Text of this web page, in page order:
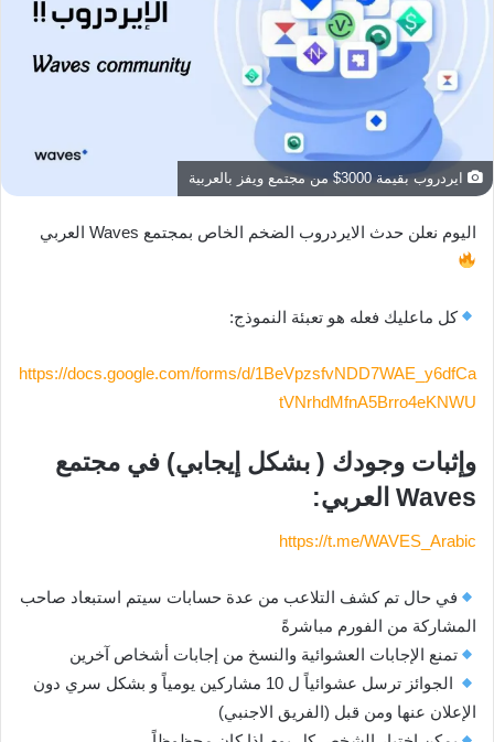
ايردروب بقيمة 3000$ من مجتمع ويفز بالعربية
اليوم نعلن حدث الايردروب الضخم الخاص بمجتمع Waves العربي
كل ماعليك فعله هو تعبئة النموذج:
https://docs.google.com/forms/d/1BeVpzsfvNDD7WAE_y6dfCa
tVNrhdMfnA5Brro4eKNWU
وإثبات وجودك ( بشكل إيجابي) في مجتمع
Waves العربي:
https://t.me/WAVES_Arabic
في حال تم كشف التلاعب من عدة حسابات سيتم استبعاد صاحب
المشاركة من الفورم مباشرةً
تمنع الإجابات العشوائية والنسخ من إجابات أشخاص آخرين
الجوائز ترسل عشوائياً ل 10 مشاركين يومياً و بشكل سري دون
الإعلان عنها ومن قبل (الفريق الاجنبي)